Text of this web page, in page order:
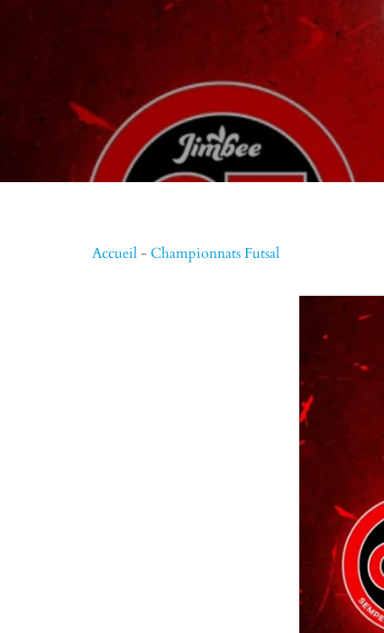
Accueil-Championnats Futsal